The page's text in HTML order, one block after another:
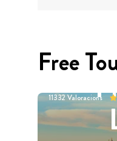
Free
11332 Valoracions